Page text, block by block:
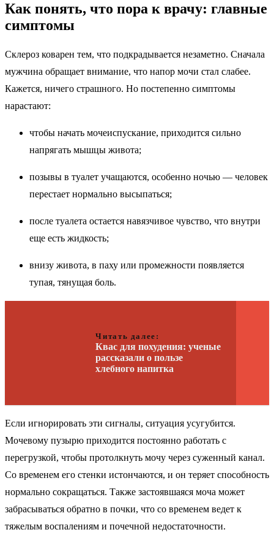
Как понять, что пора к врачу: главные
симптомы
Склероз коварен тем, что подкрадывается незаметно. Сначала
мужчина обращает внимание, что напор мочи стал слабее.
Кажется, ничего страшного. Но постепенно симптомы
нарастают:
чтобы начать мочеиспускание, приходится сильно
напрягать мышцы живота;
позывы в туалет учащаются, особенно ночью — человек
перестает нормально высыпаться;
после туалета остается навязчивое чувство, что внутри
еще есть жидкость;
внизу живота, в паху или промежности появляется
тупая, тянущая боль.
Читать далее:
Квас для похудения: ученые
рассказали о пользе
хлебного напитка
Если игнорировать эти сигналы, ситуация усугубится.
Мочевому пузырю приходится постоянно работать с
перегрузкой, чтобы протолкнуть мочу через суженный канал.
Со временем его стенки истончаются, и он теряет способность
нормально сокращаться. Также застоявшаяся моча может
забрасываться обратно в почки, что со временем ведет к
тяжелым воспалениям и почечной недостаточности.